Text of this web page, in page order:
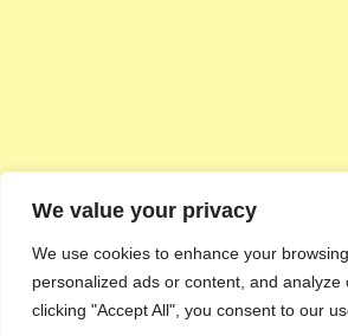
We value your privacy
We use cookies to enhance your
personalized ads or content, and analyze
clicking "Accept All", you consent to our